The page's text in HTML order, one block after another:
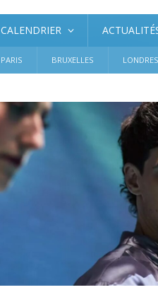
CALENDRIER
PARIS BRUXELLES LONDRES